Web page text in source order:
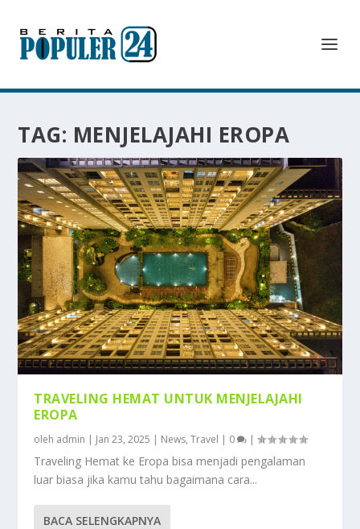
TAG: MENJELAJAHI EROPA
TRAVELING HEMAT UNTUK MENJELAJAHI
EROPA
oleh admin | Jan 23, 2025 | News,Travel | 0 |
Traveling Hemat ke Eropa bisa menjadi pengalaman
luar biasa jika kamu tahu bagaimana cara...
BACA SELENGKAPNYA